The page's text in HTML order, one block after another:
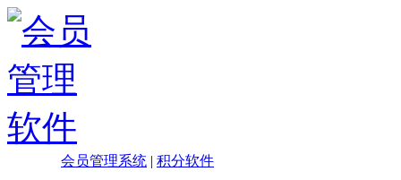
会员管理系统 | 积分软件